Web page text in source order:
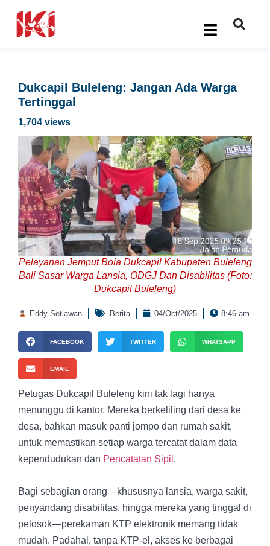
Dukcapil Buleleng: Jangan Ada Warga
Tertinggal
1,704 views
Pelayanan Jemput Bola Dukcapil Kabupaten Buleleng
Bali Sasar Warga Lansia, ODGJ Dan Disabilitas (Foto:
Dukcapil Buleleng)
Eddy Setiawan Berita 04/Oct/2025 8:46 am
FACEBOOK TWITTER WHATSAPP
EMAIL
Petugas Dukcapil Buleleng kini tak lagi hanya
menunggu di kantor. Mereka berkeliling dari desa ke
desa, bahkan masuk panti jompo dan rumah sakit,
untuk memastikan setiap warga tercatat dalam data
kependudukan dan Pencatatan Sipil .
Bagi sebagian orang—khususnya lansia, warga sakit,
penyandang disabilitas, hingga mereka yang tinggal di
pelosok—perekaman KTP elektronik memang tidak
mudah. Padahal, tanpa KTP-el, akses ke berbagai